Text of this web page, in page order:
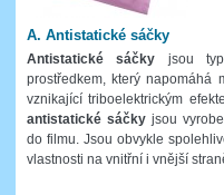
A. Antistatické sáčky
Antistatické sáčky jsou
prostředkem, který napomáhá
vznikající triboelektrickým
antistatické sáčkyjsou
do filmu. Jsou obvykle
vlastnosti na vnitřní i vnější